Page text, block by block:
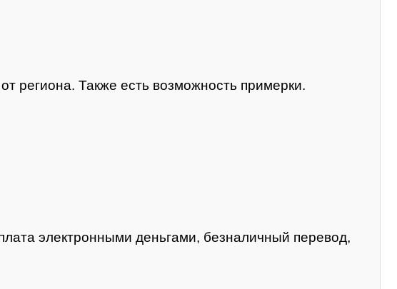
региона. Также есть возможность примерки.
электронными деньгами, безналичный перевод,